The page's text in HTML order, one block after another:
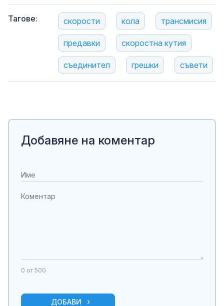
Тагове: скорости кола трансмисия
предавки скоростна кутия
съединител грешки съвети
Добавяне на коментар
0 от 500
ДОБАВИ